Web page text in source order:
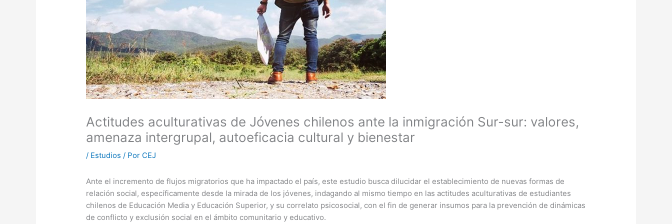
Actitudes aculturativas de Jóvenes chilenos ante la inmigración Sur-sur: valores,
amenaza intergrupal, autoeficacia cultural y bienestar
/ Estudios / Por CEJ
Ante el incremento de flujos migratorios que ha impactado el país, este estudio busca dilucidar el establecimiento de nuevas formas de
relación social, específicamente desde la mirada de los jóvenes, indagando al mismo tiempo en las actitudes aculturativas de estudiantes
chilenos de Educación Media y Educación Superior, y su correlato psicosocial, con el fin de generar insumos para la prevención de dinámicas
de conflicto y exclusión social en el ámbito comunitario y educativo.